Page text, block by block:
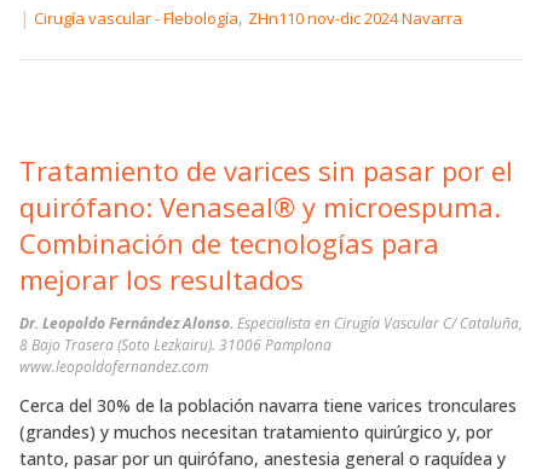
| Cirugía vascular - Flebología, ZHn110 nov-dic 2024 Navarra
Tratamiento de varices sin pasar por el
quirófano: Venaseal® y microespuma.
Combinación de tecnologías para
mejorar los resultados
Dr. Leopoldo Fernández Alonso. Especialista en Cirugía Vascular C/ Cataluña,
8 Bajo Trasera (Soto Lezkairu). 31006 Pamplona
www.leopoldofernandez.com
Cerca del 30% de la población navarra tiene varices tronculares
(grandes) y muchos necesitan tratamiento quirúrgico y, por
tanto, pasar por un quirófano, anestesia general o raquídea y